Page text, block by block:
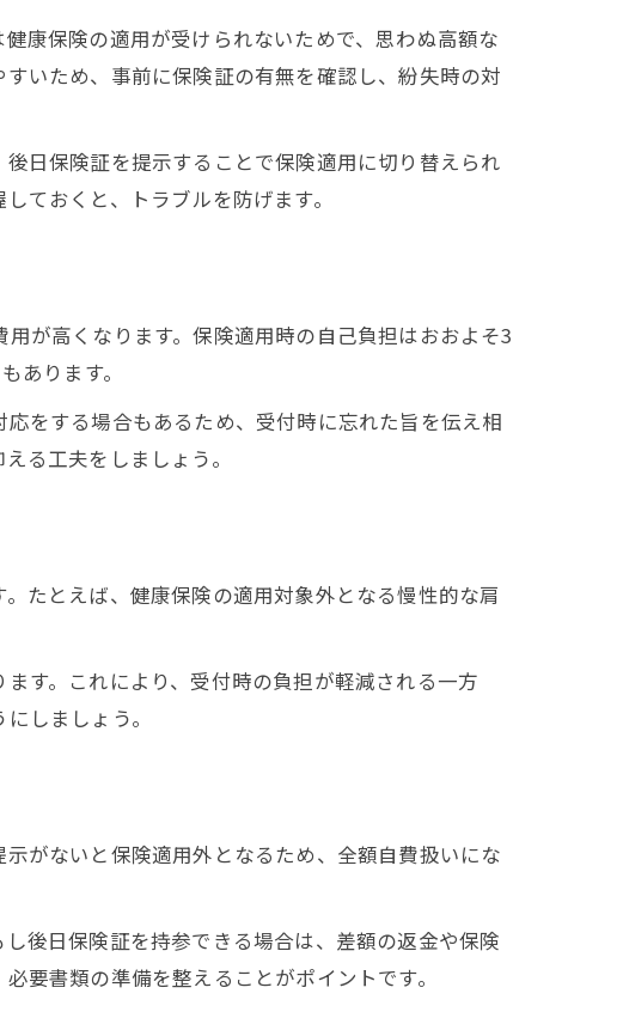
康保険の適用が受けられないためで、思わぬ高額な
いため、事前に保険証の有無を確認し、紛失時の対
日保険証を提示することで保険適用に切り替えられ
ておくと、トラブルを防げます。
が高くなります。保険適用時の自己負担はおおよそ3
あります。
をする場合もあるため、受付時に忘れた旨を伝え相
る工夫をしましょう。
たとえば、健康保険の適用対象外となる慢性的な肩
す。これにより、受付時の負担が軽減される一方
しましょう。
がないと保険適用外となるため、全額自費扱いにな
後日保険証を持参できる場合は、差額の返金や保険
要書類の準備を整えることがポイントです。